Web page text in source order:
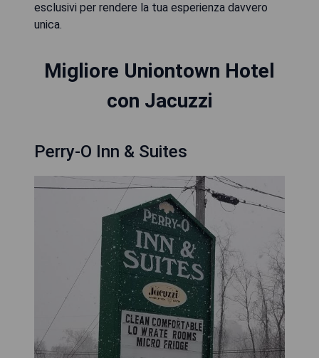
esclusivi per rendere la tua esperienza davvero
unica.
Migliore Uniontown Hotel
con Jacuzzi
Perry-O Inn & Suites